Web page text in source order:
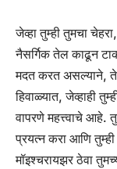
जेव्हा तुम्ही तुमचा
नैसर्गिक तेल काढून
मदत करत असल्याने,
हिवाळ्यात, जेव्हाही
वापरणे महत्त्वाचे आहे.
प्रयत्न करा आणि
मॉइश्चरायझर ठेवा